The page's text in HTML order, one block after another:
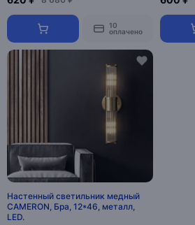
10
оплачено
Настенный светильник медный
CAMERON, Бра, 12*46, металл,
LED.